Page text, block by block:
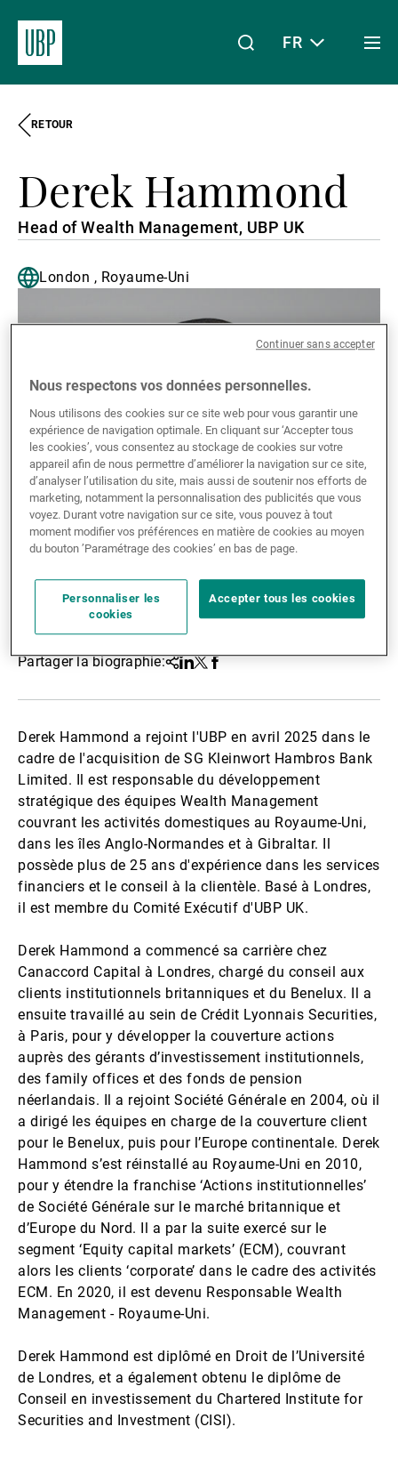
À propos de nous
Wealth Management
Asset Management
Gérants de fortune indépendants
Actualités
FR
RETOUR
Derek Hammond
Head of Wealth Management, UBP UK
London , Royaume-Uni
Partager la biographie:Partager
Linkedin
Twitter
Facebook
Derek Hammond a rejoint l'UBP en avril 2025 dans le
cadre de l'acquisition de SG Kleinwort Hambros Bank
Limited. Il est responsable du développement
stratégique des équipes Wealth Management
couvrant les activités domestiques au Royaume-Uni,
dans les îles Anglo-Normandes et à Gibraltar. Il
possède plus de 25 ans d'expérience dans les services
financiers et le conseil à la clientèle. Basé à Londres,
il est membre du Comité Exécutif d'UBP UK.
Derek Hammond a commencé sa carrière chez
Canaccord Capital à Londres, chargé du conseil aux
clients institutionnels britanniques et du Benelux. Il a
ensuite travaillé au sein de Crédit Lyonnais Securities,
à Paris, pour y développer la couverture actions
auprès des gérants d’investissement institutionnels,
des family offices et des fonds de pension
néerlandais. Il a rejoint Société Générale en 2004, où il
a dirigé les équipes en charge de la couverture client
pour le Benelux, puis pour l’Europe continentale. Derek
Hammond s’est réinstallé au Royaume-Uni en 2010,
pour y étendre la franchise ‘Actions institutionnelles’
de Société Générale sur le marché britannique et
d’Europe du Nord. Il a par la suite exercé sur le
segment ‘Equity capital markets’ (ECM), couvrant
alors les clients ‘corporate’ dans le cadre des activités
ECM. En 2020, il est devenu Responsable Wealth
Management - Royaume-Uni.
Derek Hammond est diplômé en Droit de l’Université
de Londres, et a également obtenu le diplôme de
Conseil en investissement du Chartered Institute for
Securities and Investment (CISI).
Nous respectons vos données personnelles.
Nous utilisons des cookies sur ce site web pour vous garantir une
expérience de navigation optimale. En cliquant sur ‘Accepter tous
les cookies’, vous consentez au stockage de cookies sur votre
appareil afin de nous permettre d’améliorer la navigation sur ce site,
d’analyser l’utilisation du site, mais aussi de soutenir nos efforts de
marketing, notamment la personnalisation des publicités que vous
voyez. Durant votre navigation sur ce site, vous pouvez à tout
moment modifier vos préférences en matière de cookies au moyen
du bouton ’Paramétrage des cookies’ en bas de page.
Personnaliser les
cookies
Accepter tous les cookies
Continuer sans accepter